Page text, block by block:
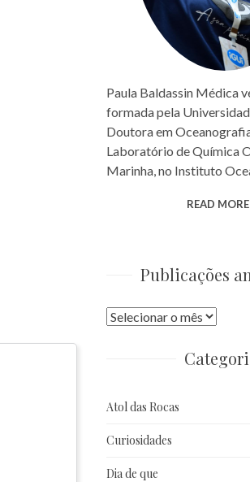
Paula Baldassin Médica
formada pela
Doutora em
Laboratório de Química
Marinha, no Instituto
READ MORE
Publicações
Publicações
Atol das Rocas
Curiosidades
Dia de que